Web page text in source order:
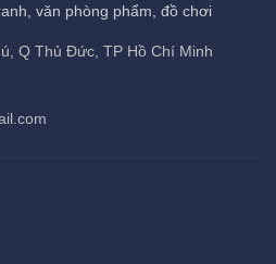
văn phòng phẩm, đồ chơi
Q Thủ Đức, TP Hồ Chí Minh